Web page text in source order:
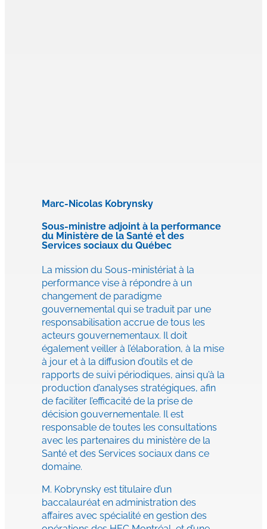
Marc-Nicolas Kobrynsky
Sous-ministre adjoint à la performance
du Ministère de la Santé et des
Services sociaux du Québec
La mission du Sous-ministériat à la
performance vise à répondre à un
changement de paradigme
gouvernemental qui se traduit par une
responsabilisation accrue de tous les
acteurs gouvernementaux. Il doit
également veiller à l’élaboration, à la mise
à jour et à la diffusion d’outils et de
rapports de suivi périodiques, ainsi qu’à la
production d’analyses stratégiques, afin
de faciliter l’efficacité de la prise de
décision gouvernementale. Il est
responsable de toutes les consultations
avec les partenaires du ministère de la
Santé et des Services sociaux dans ce
domaine.
M. Kobrynsky est titulaire d’un
baccalauréat en administration des
affaires avec spécialité en gestion des